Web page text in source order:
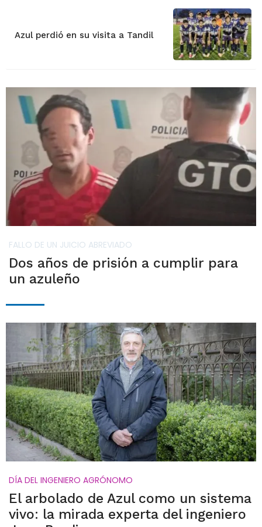
Azul perdió en su visita a Tandil
FALLO DE UN JUICIO ABREVIADO
Dos años de prisión a cumplir para
un azuleño
DÍA DEL INGENIERO AGRÓNOMO
El arbolado de Azul como un sistema
vivo: la mirada experta del ingeniero